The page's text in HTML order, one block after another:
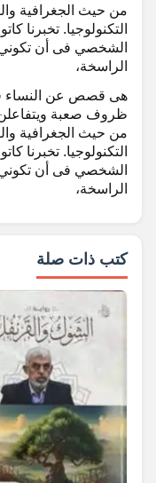
من حيث الجغرافية
التكنولوجيا. تخبرنا
الشخصي فى أن تكوني
الراسخة،
هى قصص عن النساء
من حيث الجغرافية
التكنولوجيا. تخبرنا
الشخصي فى أن تكوني
الراسخة،
كتب ذات صلة